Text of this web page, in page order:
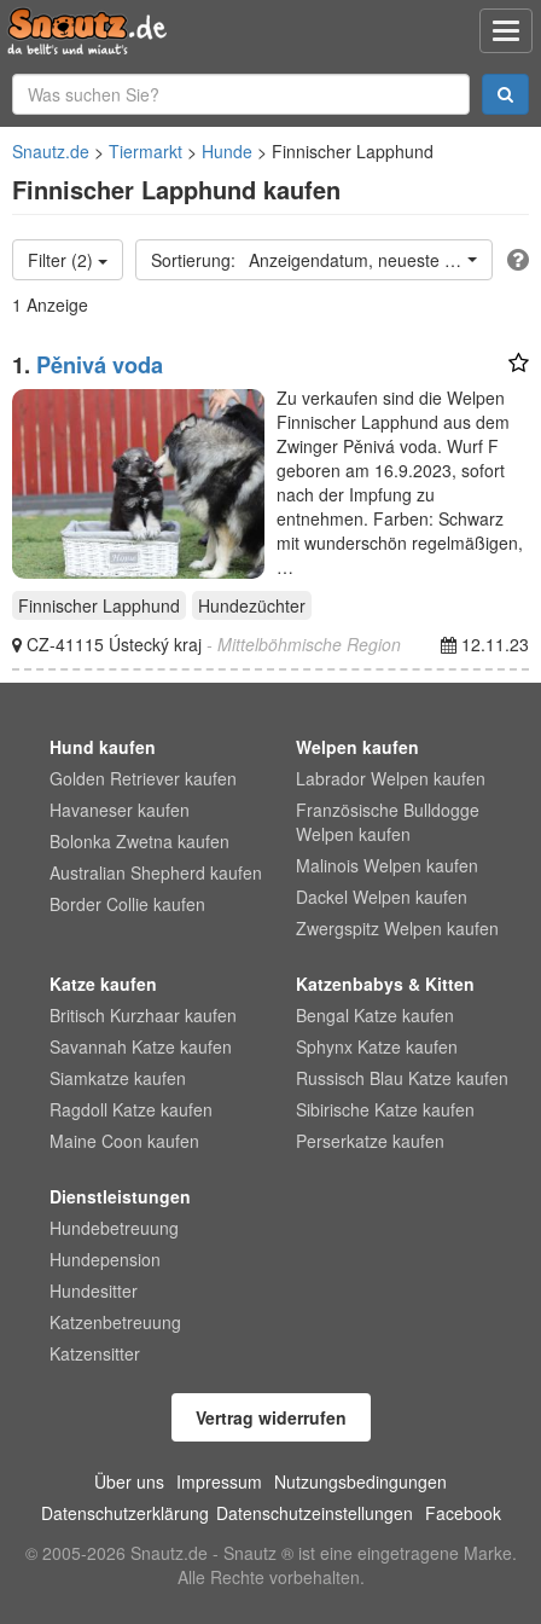
Snautz.de Tiermarkt Hunde Finnischer Lapphund
Finnischer Lapphund kaufen
Filter (2)
Anzeigendatum, neueste oben
1 Anzeige
1. Pěnivá voda
Zu verkaufen sind die Welpen
Finnischer Lapphund aus dem
Zwinger Pěnivá voda. Wurf F
geboren am 16.9.2023, sofort
nach der Impfung zu
entnehmen. Farben: Schwarz
mit wunderschön regelmäßigen,
…
Finnischer Lapphund
Hundezüchter
CZ-41115 Ústecký kraj - Mittelböhmische Region 12.11.23
Hund kaufen
Golden Retriever kaufen
Havaneser kaufen
Bolonka Zwetna kaufen
Australian Shepherd kaufen
Border Collie kaufen
Welpen kaufen
Labrador Welpen kaufen
Französische Bulldogge
Welpen kaufen
Malinois Welpen kaufen
Dackel Welpen kaufen
Zwergspitz Welpen kaufen
Katze kaufen
Britisch Kurzhaar kaufen
Savannah Katze kaufen
Siamkatze kaufen
Ragdoll Katze kaufen
Maine Coon kaufen
Katzenbabys & Kitten
Bengal Katze kaufen
Sphynx Katze kaufen
Russisch Blau Katze kaufen
Sibirische Katze kaufen
Perserkatze kaufen
Dienstleistungen
Hundebetreuung
Hundepension
Hundesitter
Katzenbetreuung
Katzensitter
Vertrag widerrufen
Über uns Impressum Nutzungsbedingungen
Datenschutzerklärung Datenschutzeinstellungen Facebook
© 2005-2026 Snautz.de - Snautz ® ist eine eingetragene Marke.
Alle Rechte vorbehalten.